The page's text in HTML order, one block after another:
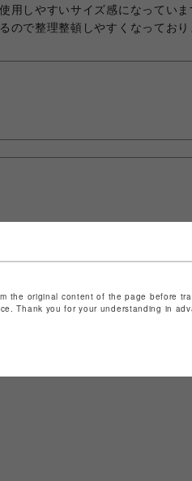
用しやすいサイズ感になってい
ので整理整頓しやすくなっており
the original content of the page before
Thank you for your understanding in